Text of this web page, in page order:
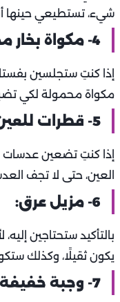
شيء، تستطيعي حينها
4- مكواة بخار محمولة:
إذا كنتِ ستجلسين
مكواة محمولة لكي
5- قطرات للعين:
إذا كنتِ تضعين
العين، حتى لا تجف
6- مزيل عرق:
بالتأكيد ستحتاجين
يكون ثقيلًا، وكذلك
7- وجبة خفيفة: